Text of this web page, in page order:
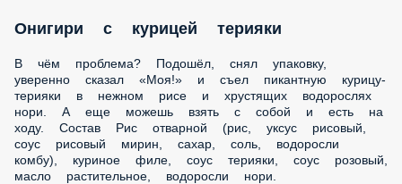
Онигири с курицей терияки
В чём проблема? Подошёл, снял упаковку,
уверенно сказал «Моя!» и съел пикантную курицу-
терияки в нежном рисе и хрустящих водорослях
нори. А еще можешь взять с собой и есть на
ходу. Состав Рис отварной (рис, уксус рисовый,
соус рисовый мирин, сахар, соль, водоросли
комбу), куриное филе, соус терияки, соус розовый,
масло растительное, водоросли нори.